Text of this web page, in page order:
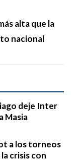
alta que la
nacional
deje Inter
Masia
a los torneos
crisis con